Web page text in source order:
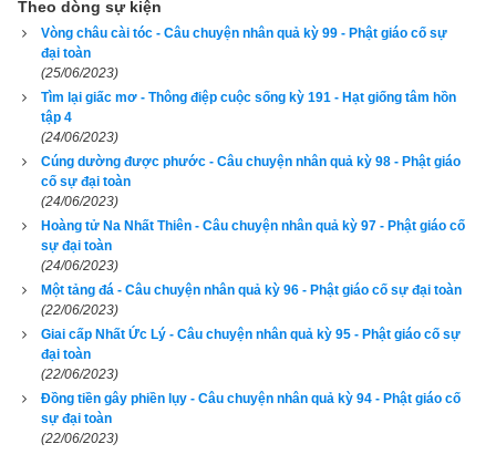
Đi chưa được xa lắm, họ đến bên bờ một hồ nước xanh biếc,
người anh móc trong người ra số vàng mang theo vứt xuống
hồ một cách quyết liệt.
– Đúng!
Cùng với tiếng nước bị bắn lên tung toé, tiếng khen ngợi của
người em vang lên một cách rõ ràng.
– Bõm!
Thêm một lần nữa, những giọt nước như những cánh hoa bay
lên tứ phía.
– Đúng!
Người anh cũng vui vẻ tán thán khi thấy người em vứt số
Theo dòng sự kiện
Vòng châu cài tóc - Câu chuyện nhân quả kỳ 99 - Phật giáo cố sự
đại toàn
(25/06/2023)
Tìm lại giấc mơ - Thông điệp cuộc sống kỳ 191 - Hạt giống tâm hồn
tập 4
(24/06/2023)
Cúng dường được phước - Câu chuyện nhân quả kỳ 98 - Phật giáo
cố sự đại toàn
(24/06/2023)
Hoàng tử Na Nhất Thiên - Câu chuyện nhân quả kỳ 97 - Phật giáo cố
sự đại toàn
(24/06/2023)
Một tảng đá - Câu chuyện nhân quả kỳ 96 - Phật giáo cố sự đại toàn
(22/06/2023)
Giai cấp Nhất Ức Lý - Câu chuyện nhân quả kỳ 95 - Phật giáo cố sự
đại toàn
(22/06/2023)
Đồng tiền gây phiền lụy - Câu chuyện nhân quả kỳ 94 - Phật giáo cố
sự đại toàn
(22/06/2023)